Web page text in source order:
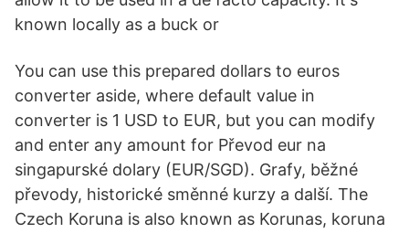
known locally as a buck or
You can use this prepared dollars to euros
converter aside, where default value in
converter is 1 USD to EUR, but you can modify
and enter any amount for Převod eur na
singapurské dolary (EUR/SGD). Grafy, běžné
převody, historické směnné kurzy a další. The
Czech Koruna is also known as Korunas, koruna